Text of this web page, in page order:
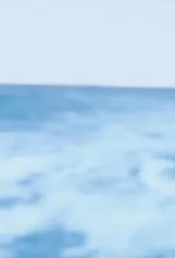
Compartir
El 25 de
desembarca en